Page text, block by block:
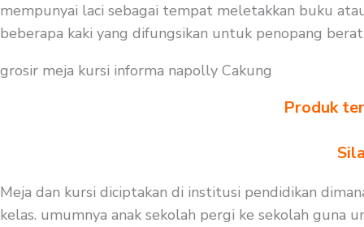
mempunyai laci sebagai tempat meletakkan buku
beberapa kaki yang difungsikan untuk penopang
grosir meja kursi informa napolly Cakung
Produk
Meja dan kursi diciptakan di institusi pendidikan
kelas. umumnya anak sekolah pergi ke sekolah guna